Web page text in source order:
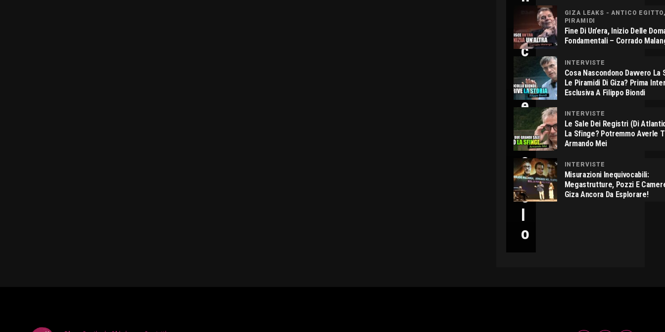
I
C
L
E
C
I
C
C
O
L
O
GIZA LEAKS - ANTICO
PIRAMIDI
Fine Di Un’era, Inizio Delle
Fondamentali – Corrado
INTERVISTE
Cosa Nascondono Davvero La
Le Piramidi Di Giza? Prima
Esclusiva A Filippo Biondi
INTERVISTE
Le Sale Dei Registri (di
La Sfinge? Potremmo Averle
Armando Mei
INTERVISTE
Misurazioni Inequivocabili:
Megastrutture, Pozzi E
Giza Ancora Da Esplorare!